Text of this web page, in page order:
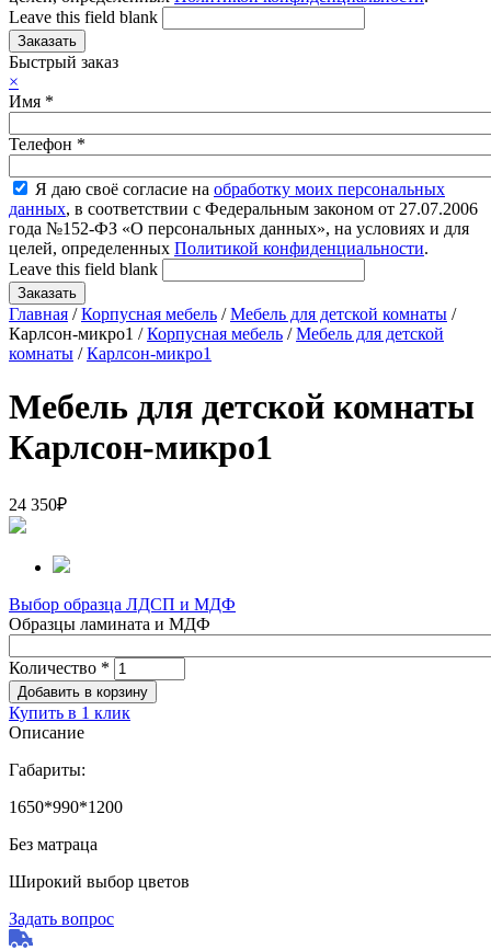
Leave this field blank
Быстрый заказ
×
Имя *
Телефон *
Я даю своё согласие на обработку моих персональных
данных, в соответствии с Федеральным законом от 27.07.2006
года №152-ФЗ «О персональных данных», на условиях и для
целей, определенных Политикой конфиденциальности.
Leave this field blank
Главная /Корпусная мебель /Мебель для детской комнаты /
Карлсон-микро1 /Корпусная мебель /Мебель для детской
комнаты /Карлсон-микро1
Мебель для детской комнаты
Карлсон-микро1
24 350₽
Выбор образца ЛДСП и МДФ
Образцы ламината и МДФ
Количество *
Купить в 1 клик
Описание
Габариты:
1650*990*1200
Без матраца
Широкий выбор цветов
Задать вопрос